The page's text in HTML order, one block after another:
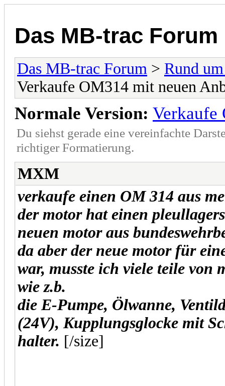
Das MB-trac Forum
Das MB-trac Forum > Rund
Verkaufe OM314 mit neuen
Normale Version: Verkaufe
Du siehst gerade eine vereinfachte
richtiger Formatierung.
MXM
verkaufe einen OM 314 aus
der motor hat einen
neuen motor aus
da aber der neue motor für
war, musste ich viele teile von
wie z.b.
die E-Pumpe, Ölwanne,
(24V), Kupplungsglocke mit
halter. [/size]